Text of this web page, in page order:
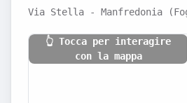
Via Stella - Manfredonia
👆 Tocca per interagire
con la mappa